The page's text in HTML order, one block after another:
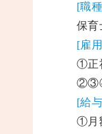
[職
保育
[雇
①正
②③④
[給
①月